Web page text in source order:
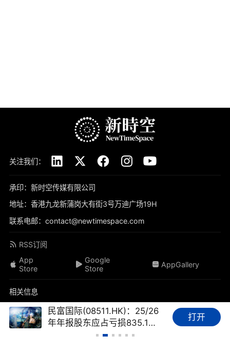
关注我们：
承印：新时空传媒有限公司
地址：香港九龙新蒲岗大有街3号万迪广场19H
联系电邮：contact@newtimespace.com
RSS订阅
App
Store
Google
Store
AppGallery
相关信息
关于我们
免责声明 隐私政策 联系我们
加入我们
品牌素材
我要投稿 标签库 友情链接 财经FAQ
民富国际(08511.HK)：25/26
年年报股东应占亏损835.1万
港元，亏损同比收窄69.45%
打开